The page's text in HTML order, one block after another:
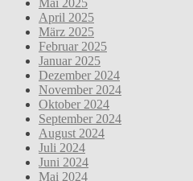
April 2025
März 2025
Februar 2025
Januar 2025
Dezember 2024
November 2024
Oktober 2024
September 2024
August 2024
Juli 2024
Juni 2024
Mai 2024